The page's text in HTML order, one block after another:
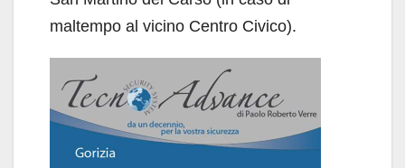
maltempo al vicino Centro Civico).